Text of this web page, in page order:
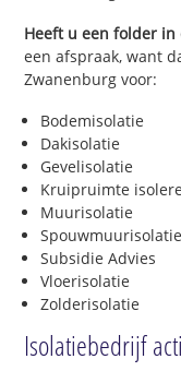
Heeft u een folder in
een afspraak, want
Zwanenburg voor:
Bodemisolatie
Dakisolatie
Gevelisolatie
Kruipruimte
Muurisolatie
Spouwmuurisolatie
Subsidie Advies
Vloerisolatie
Zolderisolatie
Isolatiebedrijf